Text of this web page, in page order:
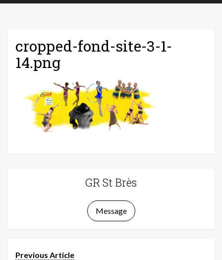
cropped-fond-site-3-1-
14.png
GR St Brès
Message
Previous Article